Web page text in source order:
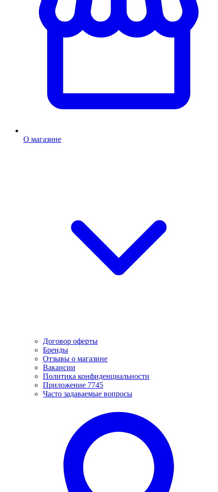
О магазине
Договор оферты
Бренды
Отзывы о магазине
Вакансии
Политика конфиденциальности
Приложение 7745
Часто задаваемые вопросы